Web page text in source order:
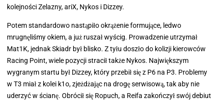
kolejności Zelazny, ariX, Nykos i Dizzey.
Potem standardowo nastąpiło okrążenie formujące, ledwo
mrugnęliśmy okiem, a już ruszał wyścig. Prowadzenie utrzymał
Mat1K, jednak Skiadr był blisko. Z tyłu doszło do kolizji kierowców
Racing Point, wiele pozycji stracił także Nykos. Największym
wygranym startu był Dizzey, który przebił się z P6 na P3. Problemy
w T3 miał z kolei k1o, zjeżdżając na drogę serwisową, tak aby nie
uderzyć w ścianę. Obrócił się Ropuch, a Reifa zakończył swój debiut